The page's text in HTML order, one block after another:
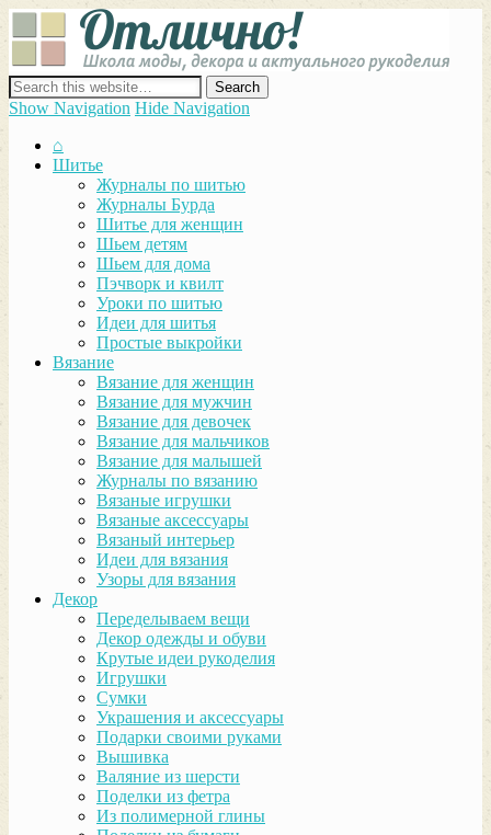
сайт о декоре, дизайне и моде, вязании, шитье и других видах
рукоделия
Show Navigation Hide Navigation
⌂
Шитье
Журналы по шитью
Журналы Бурда
Шитье для женщин
Шьем детям
Шьем для дома
Пэчворк и квилт
Уроки по шитью
Идеи для шитья
Простые выкройки
Вязание
Вязание для женщин
Вязание для мужчин
Вязание для девочек
Вязание для мальчиков
Вязание для малышей
Журналы по вязанию
Вязаные игрушки
Вязаные аксессуары
Вязаный интерьер
Идеи для вязания
Узоры для вязания
Декор
Переделываем вещи
Декор одежды и обуви
Крутые идеи рукоделия
Игрушки
Сумки
Украшения и аксессуары
Подарки своими руками
Вышивка
Валяние из шерсти
Поделки из фетра
Из полимерной глины